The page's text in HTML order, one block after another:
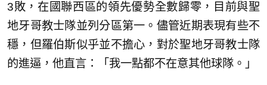
3敗，在國聯西區的領先優勢全數歸零，目前與聖
地牙哥教士隊並列分區第一。儘管近期表現有些不
穩，但羅伯斯似乎並不擔心，對於聖地牙哥教士隊
的進逼，他直言：「我一點都不在意其他球隊。」